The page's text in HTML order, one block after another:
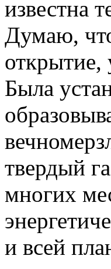
известна
Думаю,
открытие,
Была
твердый
многих
и всей